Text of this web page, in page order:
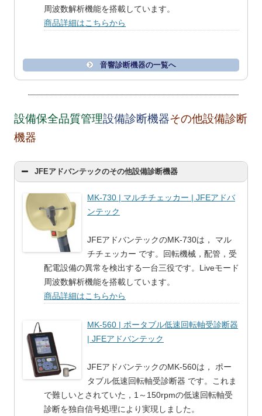
周波数解析機能を搭載しています。
商品詳細はこちらから
音響診断機器の一覧へ
設備保全品質管理設備診断機器その他設備診断
機器
JFEアドバンテックのその他設備診断機器
MK-730 | マルチチェッカー | JFEアドバ
ンテック
JFEアドバンテックのMK-730は， マル
チチェッカー です。回転機械，配管，受
配電設備の異常を検出する一台三役です。Liveモード
周波数解析機能を搭載しています。
商品詳細はこちらから
MK-560 | ポータブル低速回転軸受診断器
| JFEアドバンテック
JFEアドバンテックのMK-560は， ポー
タブル低速回転軸受診断器 です。これま
で難しいとされていた，1～150rpmの低速回転軸受
診断を独自信号処理により実現しました。